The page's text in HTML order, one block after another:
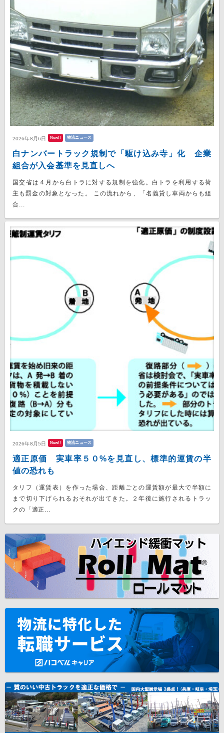
2026年8月6日 New!! 物流ニュース
白ナンバートラック規制で「駆け込み寺」化 企業
組合が入会基準を見直しへ
国交省は４月から白トラに対する規制を強化。白トラを利用する荷
主も罰金の対象となった。 この流れから、「名義貸し車両からも組
合...
2026年8月5日 New!! 物流ニュース
適正原価 実車率５０%を見直し、標準的運賃の半
値の恐れも
タリフ（運賃表）を作った場合、距離ごとの運賃額が最大で半額に
まで切り下げられるおそれが出てきた。２年後に施行されるトラッ
クの「適正...